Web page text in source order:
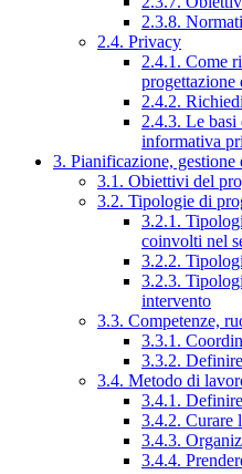
2.3.8.
2.4. Privacy
2.4.1. Come
2.4.2.
2.4.3. Le basi
informativa
3. Pianificazione, gestione
3.1. Obiettivi del
3.2. Tipologie di
3.2.1.
coinvolti nel
3.2.2.
3.2.3.
intervento
3.3. Competenze,
3.3.1.
3.3.2.
3.4. Metodo di
3.4.1.
3.4.2. Curare
3.4.3.
3.4.4.